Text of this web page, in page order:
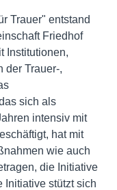
Trauer" entstand
Friedhof
Institutionen,
der Trauer-,
sich als
intensiv mit
hat mit
wie auch
die Initiative
Initiative stützt sich